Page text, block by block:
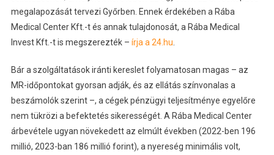
megalapozását tervezi Győrben. Ennek érdekében a Rába
Medical Center Kft.-t és annak tulajdonosát, a Rába Medical
Invest Kft.-t is megszerezték – írja a 24.hu
Bár a szolgáltatások iránti kereslet folyamatosan magas – az
MR-időpontokat gyorsan adják, és az ellátás színvonalas a
beszámolók szerint –, a cégek pénzügyi teljesítménye egyelőre
nem tükrözi a befektetés sikerességét. A Rába Medical Center
árbevétele ugyan növekedett az elmúlt években (2022-ben 196
millió, 2023-ban 186 millió forint), a nyereség minimális volt,